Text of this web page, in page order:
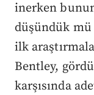
inerken
düşündük
ilk
Bentley,
karşısında